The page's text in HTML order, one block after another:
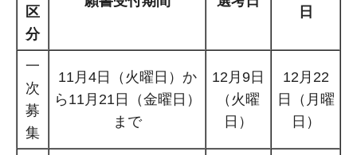
区
分
日
一
次
募
集
11月4日（火曜日）か
ら11月21日（金曜日）
まで
12月9日
（火曜
日）
12月22
日（月曜
日）